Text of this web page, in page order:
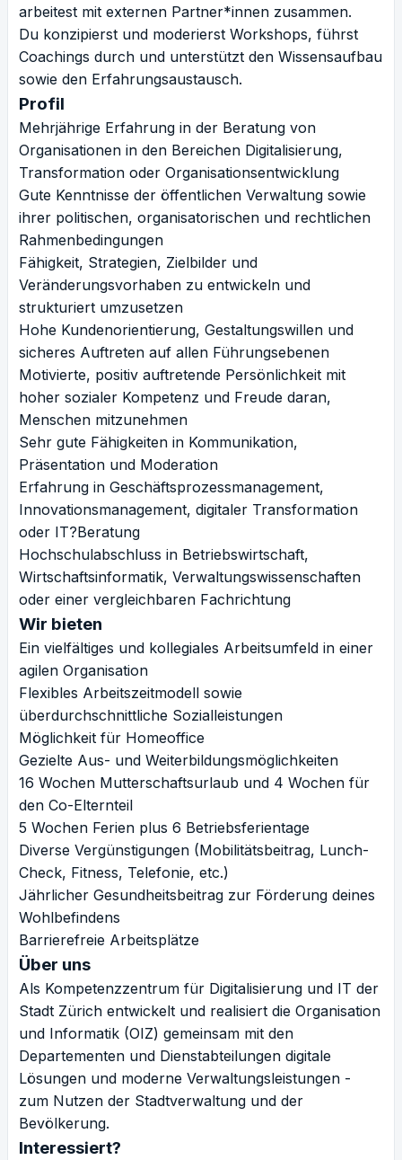
arbeitest mit externen Partner*innen zusammen.
Du konzipierst und moderierst Workshops, führst
Coachings durch und unterstützt den Wissensaufbau
sowie den Erfahrungsaustausch.
Profil
Mehrjährige Erfahrung in der Beratung von
Organisationen in den Bereichen Digitalisierung,
Transformation oder Organisationsentwicklung
Gute Kenntnisse der öffentlichen Verwaltung sowie
ihrer politischen, organisatorischen und rechtlichen
Rahmenbedingungen
Fähigkeit, Strategien, Zielbilder und
Veränderungsvorhaben zu entwickeln und
strukturiert umzusetzen
Hohe Kundenorientierung, Gestaltungswillen und
sicheres Auftreten auf allen Führungsebenen
Motivierte, positiv auftretende Persönlichkeit mit
hoher sozialer Kompetenz und Freude daran,
Menschen mitzunehmen
Sehr gute Fähigkeiten in Kommunikation,
Präsentation und Moderation
Erfahrung in Geschäftsprozessmanagement,
Innovationsmanagement, digitaler Transformation
oder IT?Beratung
Hochschulabschluss in Betriebswirtschaft,
Wirtschaftsinformatik, Verwaltungswissenschaften
oder einer vergleichbaren Fachrichtung
Wir bieten
Ein vielfältiges und kollegiales Arbeitsumfeld in einer
agilen Organisation
Flexibles Arbeitszeitmodell sowie
überdurchschnittliche Sozialleistungen
Möglichkeit für Homeoffice
Gezielte Aus- und Weiterbildungsmöglichkeiten
16 Wochen Mutterschaftsurlaub und 4 Wochen für
den Co-Elternteil
5 Wochen Ferien plus 6 Betriebsferientage
Diverse Vergünstigungen (Mobilitätsbeitrag, Lunch-
Check, Fitness, Telefonie, etc.)
Jährlicher Gesundheitsbeitrag zur Förderung deines
Wohlbefindens
Barrierefreie Arbeitsplätze
Über uns
Als Kompetenzzentrum für Digitalisierung und IT der
Stadt Zürich entwickelt und realisiert die Organisation
und Informatik (OIZ) gemeinsam mit den
Departementen und Dienstabteilungen digitale
Lösungen und moderne Verwaltungsleistungen -
zum Nutzen der Stadtverwaltung und der
Bevölkerung.
Interessiert?